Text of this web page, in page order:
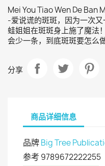
Mei You Tiao Wen De Ban
-爱说谎的斑斑，因为一次
蛙姐姐在斑斑身上施了魔法
会少一条，到底斑斑要怎么
分享
商品详细信息
品牌Big Tree
参考 9789672222255